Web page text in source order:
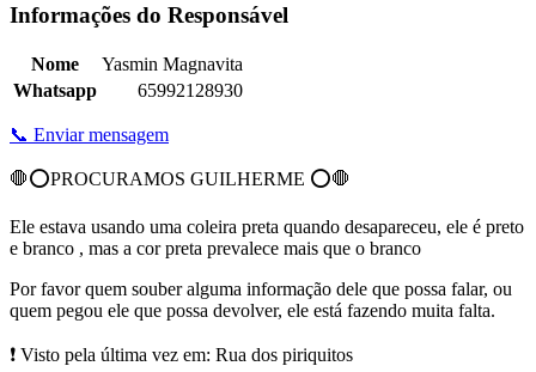
Informações do Responsável
Nome
Yasmin Magnavita
Whatsapp
65992128930
📞 Enviar mensagem
🛑⭕PROCURAMOS GUILHERME ⭕🛑
Ele estava usando uma coleira preta quando desapareceu, ele é preto
e branco , mas a cor preta prevalece mais que o branco
Por favor quem souber alguma informação dele que possa falar, ou
quem pegou ele que possa devolver, ele está fazendo muita falta.
❗ Visto pela última vez em: Rua dos piriquitos⁣⁣